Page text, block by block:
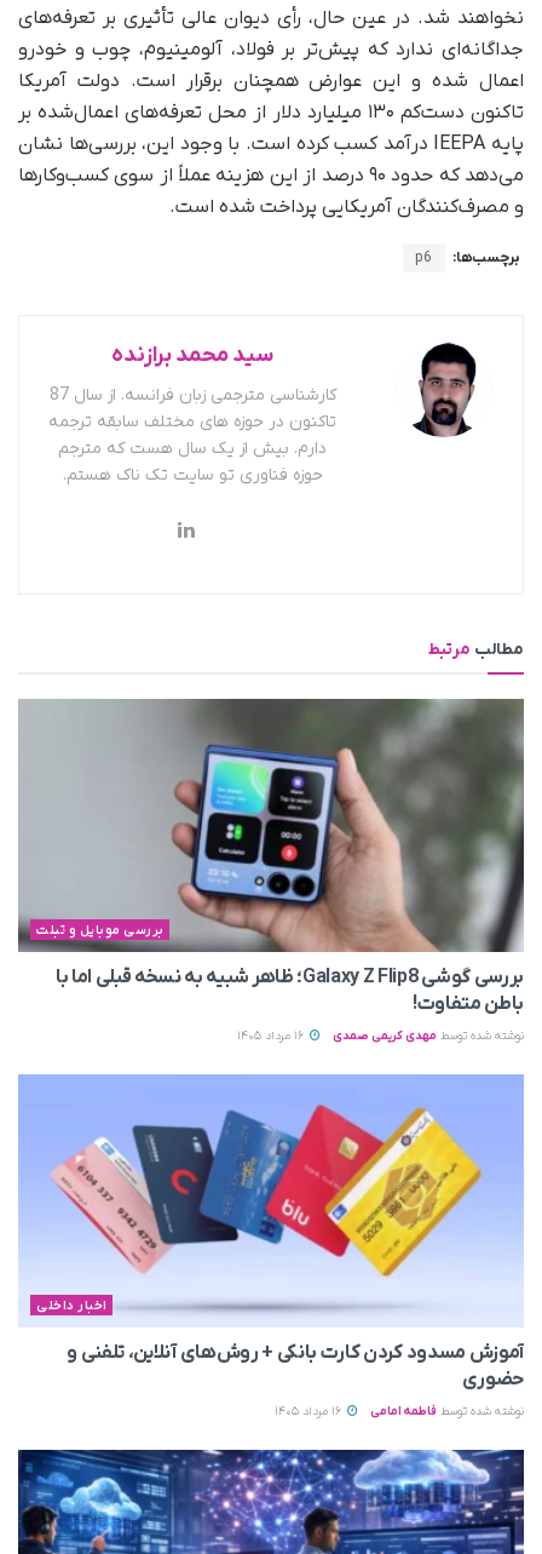
نخواهند شد. در عین حال، رأی دیوان عالی تأثیری بر تعرفه‌های
جداگانه‌ای ندارد که پیش‌تر بر فولاد، آلومینیوم، چوب و خودرو
اعمال شده و این عوارض همچنان برقرار است. دولت آمریکا
تاکنون دست‌کم ۱۳۰ میلیارد دلار از محل تعرفه‌های اعمال‌شده بر
پایه IEEPA درآمد کسب کرده است. با وجود این، بررسی‌ها نشان
می‌دهد که حدود ۹۰ درصد از این هزینه عملاً از سوی کسب‌وکارها
و مصرف‌کنندگان آمریکایی پرداخت شده است.
برچسب‌ها: p6
سید محمد برازنده
کارشناسی مترجمی زبان فرانسه. از سال 87
تاکنون در حوزه های مختلف سابقه ترجمه
دارم. بیش از یک سال هست که مترجم
حوزه فناوری تو سایت تک ناک هستم.
مطالب مرتبط
بررسی موبایل و تبلت
بررسی گوشی Galaxy Z Flip8؛ ظاهر شبیه به نسخه قبلی اما با
باطن متفاوت!
نوشته شده توسط مهدی کریمی صمدی
اخبار داخلی
آموزش مسدود کردن کارت بانکی + روش‌های آنلاین، تلفنی و
حضوری
نوشته شده توسط فاطمه امامی